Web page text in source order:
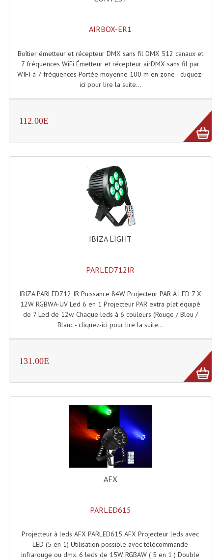
AIRBOX-ER1
Boîtier émetteur et récepteur DMX sans fil DMX 512 canaux et
7 fréquences WiFi Émetteur et récepteur airDMX sans fil par
WIFI à 7 fréquences Portée moyenne 100 m en zone - cliquez-
ici pour lire la suite...
112.00E
IBIZA LIGHT
PARLED712IR
IBIZA PARLED712 IR Puissance 84W Projecteur PAR A LED 7 X
12W RGBWA-UV Led 6 en 1 Projecteur PAR extra plat équipé
de 7 Led de 12w. Chaque leds à 6 couleurs (Rouge / Bleu /
Blanc - cliquez-ici pour lire la suite...
131.00E
AFX
PARLED615
Projecteur à leds AFX PARLED615 AFX Projecteur leds avec
LED (5 en 1) Utilisation possible avec télécommande
infrarouge ou dmx. 6 leds de 15W RGBAW ( 5 en 1 ) Double